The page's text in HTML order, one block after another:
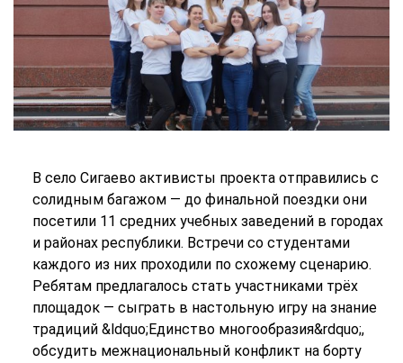
В село Сигаево активисты проекта отправились с
солидным багажом — до финальной поездки они
посетили 11 средних учебных заведений в городах
и районах республики. Встречи со студентами
каждого из них проходили по схожему сценарию.
Ребятам предлагалось стать участниками трёх
площадок — сыграть в настольную игру на знание
традиций &ldquo;Единство многообразия&rdquo;,
обсудить межнациональный конфликт на борту